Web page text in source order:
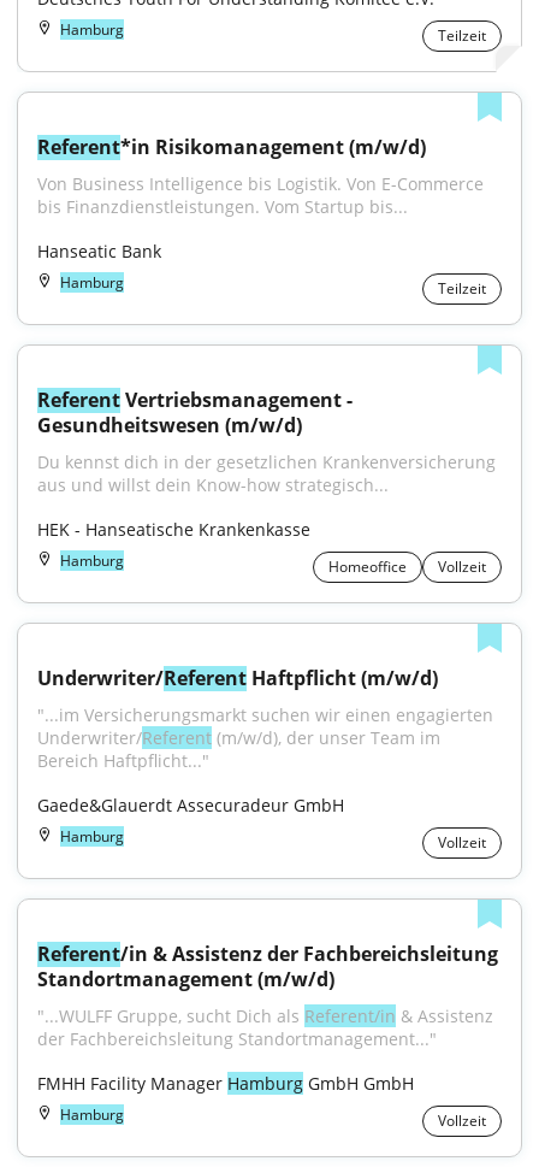
Hamburg Teilzeit
Referent*in Risikomanagement (m/w/d)
Von Business Intelligence bis Logistik. Von E-Commerce
bis Finanzdienstleistungen. Vom Startup bis...
Hanseatic Bank
Hamburg Teilzeit
Referent Vertriebsmanagement -
Gesundheitswesen (m/w/d)
Du kennst dich in der gesetzlichen Krankenversicherung
aus und willst dein Know-how strategisch...
HEK - Hanseatische Krankenkasse
Hamburg Homeoffice Vollzeit
Underwriter/Referent Haftpflicht (m/w/d)
"...im Versicherungsmarkt suchen wir einen engagierten
Underwriter/Referent (m/w/d), der unser Team im
Bereich Haftpflicht..."
Gaede&Glauerdt Assecuradeur GmbH
Hamburg Vollzeit
Referent/in & Assistenz der Fachbereichsleitung
Standortmanagement (m/w/d)
"...WULFF Gruppe, sucht Dich als Referent/in & Assistenz
der Fachbereichsleitung Standortmanagement..."
FMHH Facility Manager Hamburg GmbH GmbH
Hamburg Vollzeit